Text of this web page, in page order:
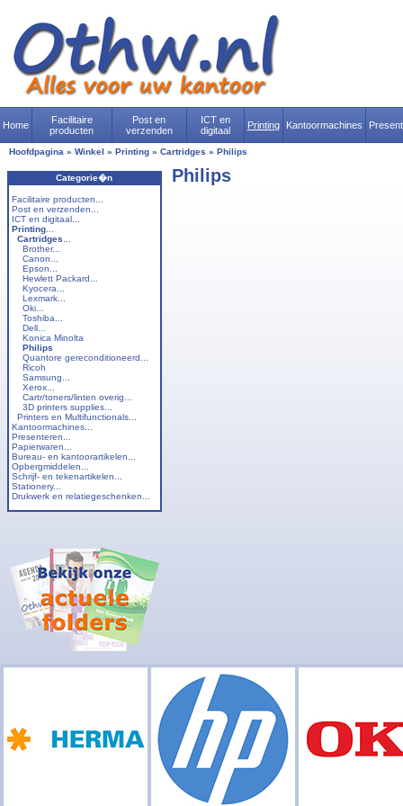
Home
Facilitaire
producten
Post en
verzenden
ICT en
digitaal
Printing Kantoormachines
Hoofdpagina » Winkel » Printing » Cartridges » Philips
Categorie�n
Facilitaire producten...
Post en verzenden...
ICT en digitaal...
Printing
Cartridges
Brother...
Canon...
Epson...
Hewlett Packard...
Kyocera...
Lexmark...
Oki...
Toshiba...
Dell...
Konica Minolta
Philips
Quantore gereconditioneerd...
Ricoh
Samsung...
Xerox...
Cartr/toners/linten overig...
3D printers supplies...
Printers en Multifunctionals...
Kantoormachines...
Presenteren...
Papierwaren...
Bureau- en kantoorartikelen...
Opbergmiddelen...
Schrijf- en tekenartikelen...
Stationery...
Drukwerk en relatiegeschenken...
Philips